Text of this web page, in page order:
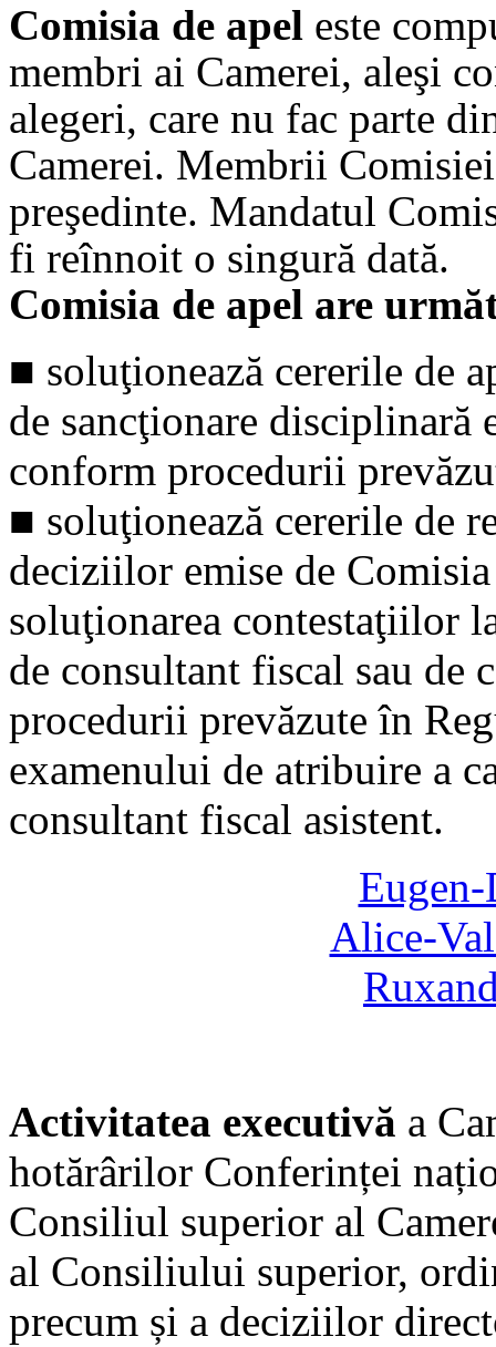
Comisia de apel este
membri ai Camerei, aleşi
alegeri, care nu fac parte
Camerei. Membrii
preşedinte. Mandatul
fi reînnoit o singură dată.
Comisia de apel are
■ soluţionează cererile de
de sancţionare disciplinară
conform procedurii
■ soluţionează cererile de
deciziilor emise de
soluţionarea contestaţiilor
de consultant fiscal sau de
procedurii prevăzute în
examenului de atribuire a
consultant fiscal asistent.
Alice-
Activitatea executivă a
hotărârilor Conferinței
Consiliul superior al
al Consiliului superior,
precum și a deciziilor